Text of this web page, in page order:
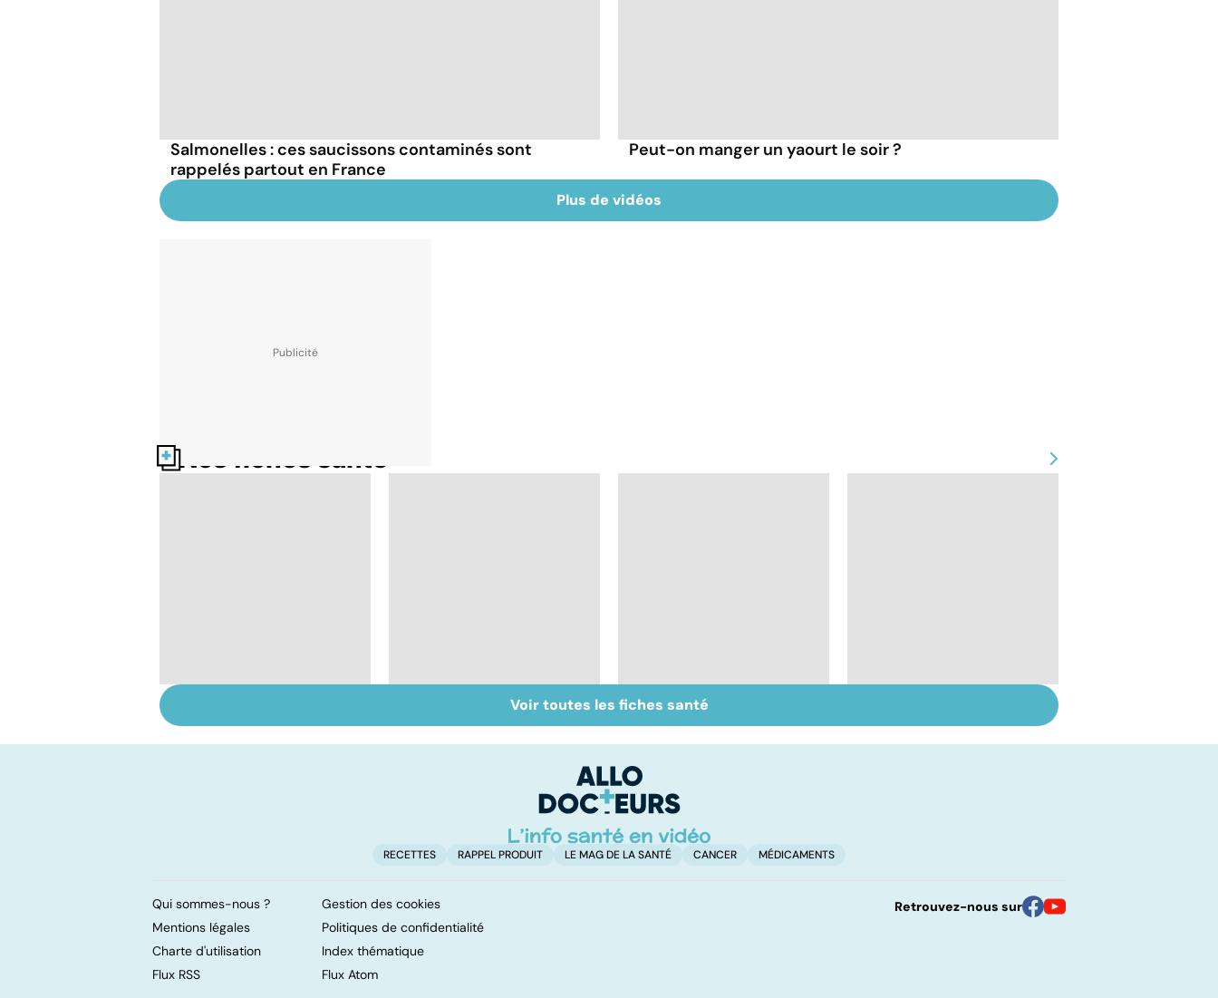
Salmonelles : ces saucissons contaminés sont
rappelés partout en France
Peut-on manger un yaourt le soir ?
Plus de vidéos
Nos fiches santé
infections
Inflammation des
amygdales : que faire
Suicide : prévenir le
passage à l'acte
complexe
Voir toutes les fiches santé
RECETTES RAPPEL PRODUIT LE MAG DE LA SANTÉ CANCER MÉDICAMENTS
Qui sommes-nous ?
Gestion des cookies
Mentions légales
Politiques de confidentialité
Charte d'utilisation
Index thématique
Flux RSS
Flux Atom
Retrouvez-nous sur